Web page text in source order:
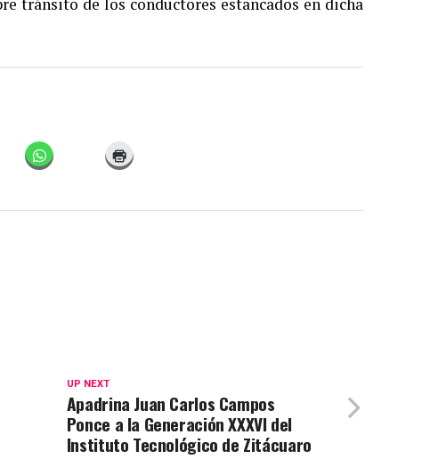
UP NEXT
Apadrina Juan Carlos Campos
Ponce a la Generación XXXVI del
Instituto Tecnológico de Zitácuaro